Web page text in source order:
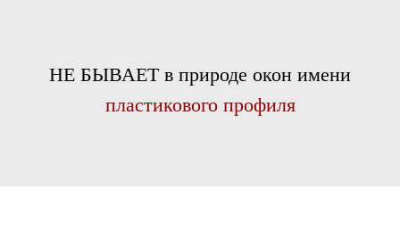
НЕ БЫВАЕТ в природе окон имени
пластикового профиля